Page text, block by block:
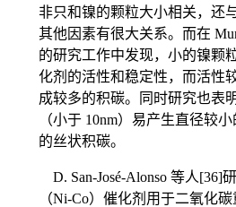
非只和镍的颗粒大小相关，还
其他因素有很大关系。而在
的研究工作中发现，小的镍颗
化剂的活性和稳定性，而活性
成较多的积碳。同时研究也表
（小于 10nm）易产生直径较
的丝状积碳。
D. San-José-Alonso 等人[36]
（Ni-Co）催化剂用于二氧化